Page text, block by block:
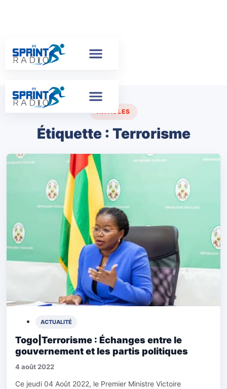
ARTICLES
Étiquette : Terrorisme
ACTUALITÉ
Togo|Terrorisme : Échanges entre le
gouvernement et les partis politiques
4 août 2022
Ce jeudi 04 Août 2022, le Premier Ministre Victoire